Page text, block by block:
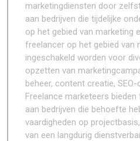
marketingdiensten door
aan bedrijven die tijdelijke
op het gebied van marketing
freelancer op het gebied van
ingeschakeld worden voor
opzetten van
beheer, content creatie,
Freelance marketeers
aan bedrijven die behoefte
vaardigheden op
van een langdurig